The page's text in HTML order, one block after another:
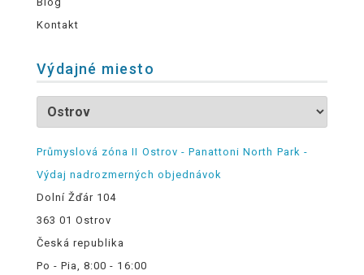
Kontakt
Výdajné miesto
Průmyslová zóna II Ostrov - Panattoni North Park -
Výdaj nadrozmerných objednávok
Dolní Žďár 104
363 01 Ostrov
Česká republika
Po - Pia, 8:00 - 16:00